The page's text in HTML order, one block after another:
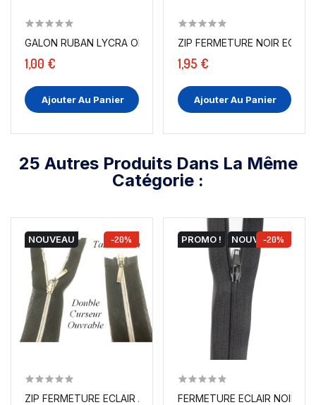
GALON RUBAN LYCRA ORGANZA BLANC EN 2 CM A COUDRE.
1,00 €
Ajouter Au Panier
ZIP FERMETURE NOIR
1,95 €
Ajouter Au Panier
25 Autres Produits Dans La Même
Catégorie :
NOUVEAU -20%
ZIP FERMETURE ECLAIR À GLISSIÈRE EN MAILLE...
PROMO ! NOUVEAU
-20%
FERMETURE ECLAIR NOIR A